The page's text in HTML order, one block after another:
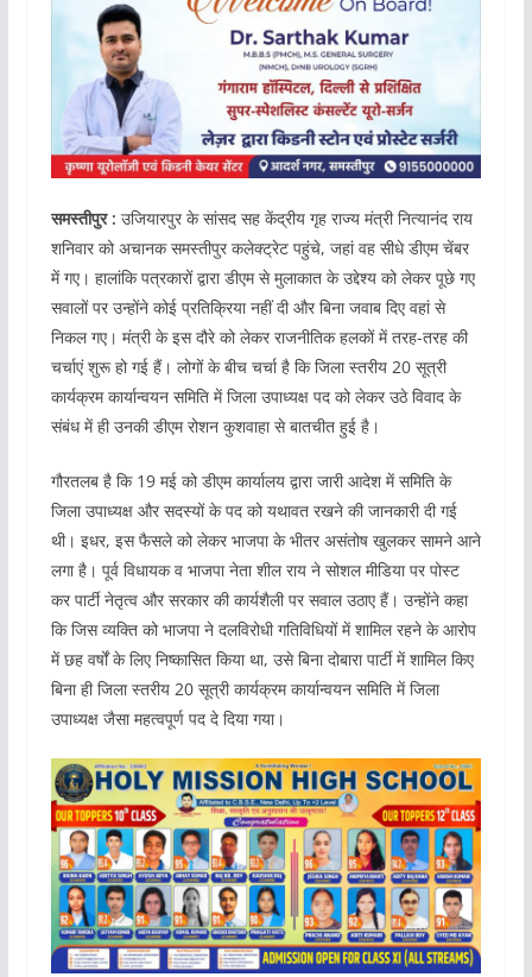
समस्तीपुर : उजियारपुर के सांसद सह केंद्रीय गृह राज्य मंत्री नित्यानंद राय
शनिवार को अचानक समस्तीपुर कलेक्ट्रेट पहुंचे, जहां वह सीधे डीएम चेंबर
में गए। हालांकि पत्रकारों द्वारा डीएम से मुलाकात के उद्देश्य को लेकर पूछे गए
सवालों पर उन्होंने कोई प्रतिक्रिया नहीं दी और बिना जवाब दिए वहां से
निकल गए। मंत्री के इस दौरे को लेकर राजनीतिक हलकों में तरह-तरह की
चर्चाएं शुरू हो गई हैं। लोगों के बीच चर्चा है कि जिला स्तरीय 20 सूत्री
कार्यक्रम कार्यान्वयन समिति में जिला उपाध्यक्ष पद को लेकर उठे विवाद के
संबंध में ही उनकी डीएम रोशन कुशवाहा से बातचीत हुई है।
गौरतलब है कि 19 मई को डीएम कार्यालय द्वारा जारी आदेश में समिति के
जिला उपाध्यक्ष और सदस्यों के पद को यथावत रखने की जानकारी दी गई
थी। इधर, इस फैसले को लेकर भाजपा के भीतर असंतोष खुलकर सामने आने
लगा है। पूर्व विधायक व भाजपा नेता शील राय ने सोशल मीडिया पर पोस्ट
कर पार्टी नेतृत्व और सरकार की कार्यशैली पर सवाल उठाए हैं। उन्होंने कहा
कि जिस व्यक्ति को भाजपा ने दलविरोधी गतिविधियों में शामिल रहने के आरोप
में छह वर्षों के लिए निष्कासित किया था, उसे बिना दोबारा पार्टी में शामिल किए
बिना ही जिला स्तरीय 20 सूत्री कार्यक्रम कार्यान्वयन समिति में जिला
उपाध्यक्ष जैसा महत्वपूर्ण पद दे दिया गया।